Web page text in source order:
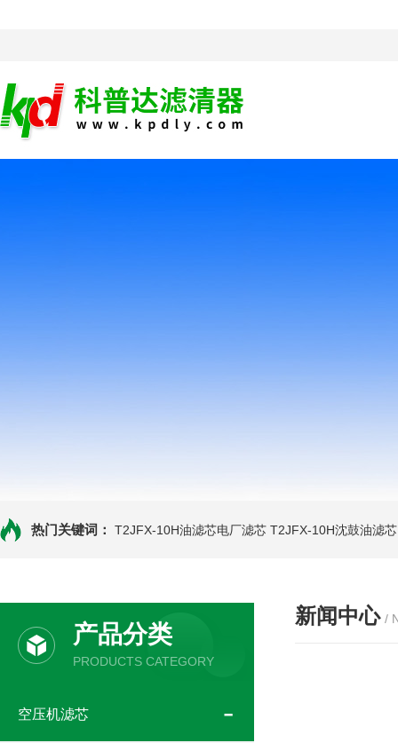
热门关键词： T2JFX-10H油滤芯电厂滤芯 T2JFX-10H沈鼓油滤芯
产品分类
PRODUCTS CATEGORY
空压机滤芯
新闻中心 /